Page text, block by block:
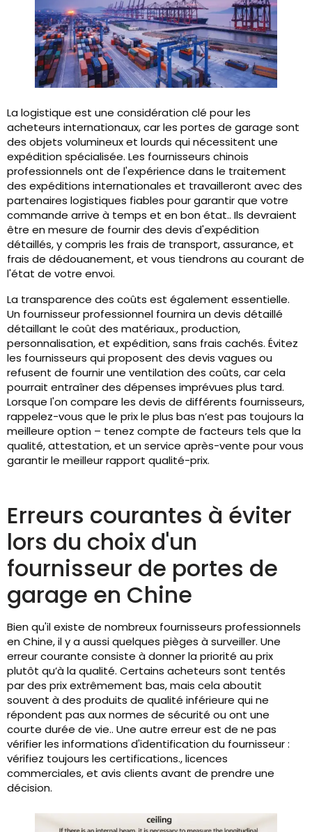
La logistique est une considération clé pour les
acheteurs internationaux, car les portes de garage sont
des objets volumineux et lourds qui nécessitent une
expédition spécialisée. Les fournisseurs chinois
professionnels ont de l'expérience dans le traitement
des expéditions internationales et travailleront avec des
partenaires logistiques fiables pour garantir que votre
commande arrive à temps et en bon état.. Ils devraient
être en mesure de fournir des devis d'expédition
détaillés, y compris les frais de transport, assurance, et
frais de dédouanement, et vous tiendrons au courant de
l'état de votre envoi.
La transparence des coûts est également essentielle.
Un fournisseur professionnel fournira un devis détaillé
détaillant le coût des matériaux., production,
personnalisation, et expédition, sans frais cachés. Évitez
les fournisseurs qui proposent des devis vagues ou
refusent de fournir une ventilation des coûts, car cela
pourrait entraîner des dépenses imprévues plus tard.
Lorsque l'on compare les devis de différents fournisseurs,
rappelez-vous que le prix le plus bas n’est pas toujours la
meilleure option – tenez compte de facteurs tels que la
qualité, attestation, et un service après-vente pour vous
garantir le meilleur rapport qualité-prix.
Erreurs courantes à éviter
lors du choix d'un
fournisseur de portes de
garage en Chine
Bien qu'il existe de nombreux fournisseurs professionnels
en Chine, il y a aussi quelques pièges à surveiller. Une
erreur courante consiste à donner la priorité au prix
plutôt qu’à la qualité. Certains acheteurs sont tentés
par des prix extrêmement bas, mais cela aboutit
souvent à des produits de qualité inférieure qui ne
répondent pas aux normes de sécurité ou ont une
courte durée de vie.. Une autre erreur est de ne pas
vérifier les informations d'identification du fournisseur :
vérifiez toujours les certifications., licences
commerciales, et avis clients avant de prendre une
décision.